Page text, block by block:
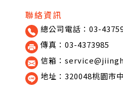
聯絡資訊
總公司電話：03-
傳真：03-4373985
信箱：
地址：320048桃園市